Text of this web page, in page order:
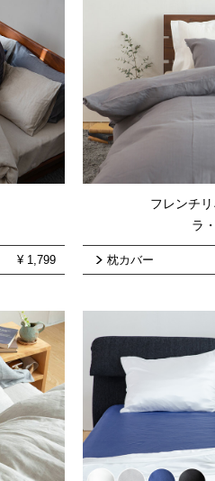
¥ 1,799
フレンチ
ラ
枕カバー